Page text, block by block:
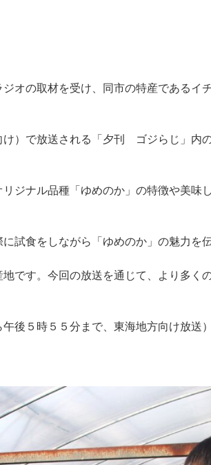
オの取材を受け、同市の特産であるイ
け）で放送される「夕刊 ゴジらじ」内
ジナル品種「ゆめのか」の特徴や美味
試食をしながら「ゆめのか」の魅力を
です。今回の放送を通じて、より多く
後５時５５分まで、東海地方向け放送